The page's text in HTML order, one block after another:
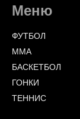
Меню
ФУТБОЛ
ММА
БАСКЕТБОЛ
ГОНКИ
ТЕННИС